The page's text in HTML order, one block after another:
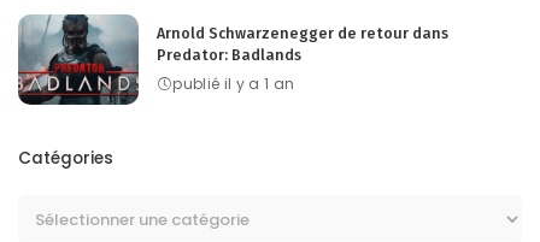
Arnold Schwarzenegger de retour dans
Predator: Badlands
publié il y a 1 an
Catégories